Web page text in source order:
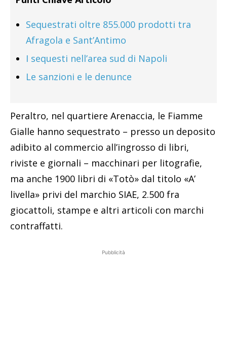
Sequestrati oltre 855.000 prodotti tra
Afragola e Sant’Antimo
I sequesti nell’area sud di Napoli
Le sanzioni e le denunce
Peraltro, nel quartiere Arenaccia, le Fiamme
Gialle hanno sequestrato – presso un deposito
adibito al commercio all’ingrosso di libri,
riviste e giornali – macchinari per litografie,
ma anche 1900 libri di «Totò» dal titolo «A’
livella» privi del marchio SIAE, 2.500 fra
giocattoli, stampe e altri articoli con marchi
contraffatti.
Pubblicità